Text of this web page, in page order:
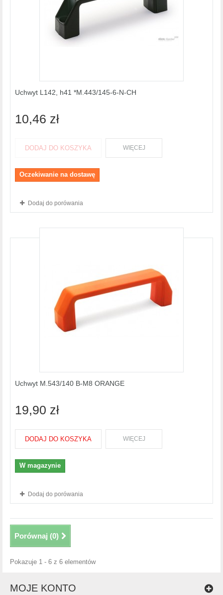
Uchwyt L142, h41 *M.443/145-6-N-CH
10,46 zł
DODAJ DO KOSZYKA WIĘCEJ
Oczekiwanie na dostawę
Dodaj do porówania
Uchwyt M.543/140 B-M8 ORANGE
19,90 zł
DODAJ DO KOSZYKA WIĘCEJ
W magazynie
Dodaj do porówania
Porównaj (0)
Pokazuje 1 - 6 z 6 elementów
MOJE KONTO